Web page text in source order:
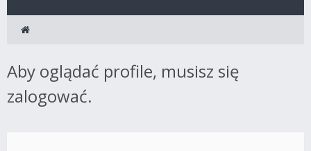
Aby oglądać profile, musisz się
zalogować.